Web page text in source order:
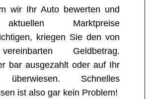
wir Ihr Auto bewerten und
Marktpreise
kriegen Sie den von
Geldbetrag.
bar ausgezahlt oder auf Ihr
Schnelles
ist also gar kein Problem!